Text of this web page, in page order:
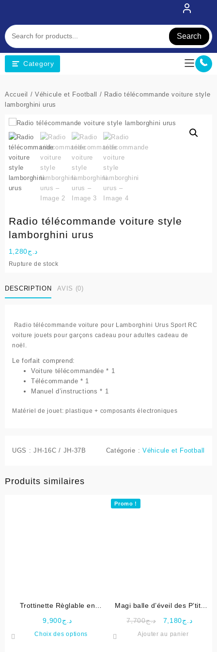
content
Search
Category
Accueil /Véhicule et Football / Radio télécommande voiture style
lamborghini urus
Radio télécommande voiture style
lamborghini urus
د.ج1,280
Rupture de stock
DESCRIPTION AVIS (0)
Radio télécommande voiture pour Lamborghini Urus Sport RC
voiture jouets pour garçons cadeau pour adultes cadeau de
noël.
Le forfait comprend:
Voiture télécommandée * 1
Télécommande * 1
Manuel d’instructions * 1
Matériel de jouet: plastique + composants électroniques
UGS :JH-16C / JH-37B Catégorie : Véhicule et Football
Produits similaires
Trottinette Règlable en
د.ج9,900
Choix des options
Promo !
Magi balle d’éveil des P’tits
د.ج7,700
Le
د.ج7,180
Le
Ajouter au panier